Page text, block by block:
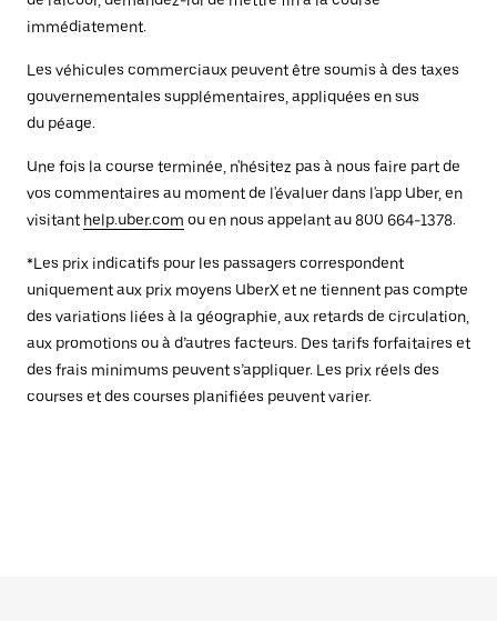
immédiatement.
Les véhicules commerciaux peuvent être soumis à des taxes
gouvernementales supplémentaires, appliquées en sus
du péage.
Une fois la course terminée, n'hésitez pas à nous faire part de
vos commentaires au moment de l'évaluer dans l'app Uber, en
visitant help.uber.com ou en nous appelant au 800 664-1378.
*Les prix indicatifs pour les passagers correspondent
uniquement aux prix moyens UberX et ne tiennent pas compte
des variations liées à la géographie, aux retards de circulation,
aux promotions ou à d’autres facteurs. Des tarifs forfaitaires et
des frais minimums peuvent s’appliquer. Les prix réels des
courses et des courses planifiées peuvent varier.